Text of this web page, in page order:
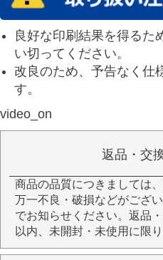
良好な印刷結果を得るた
い切ってください。
改良のため、予告なく仕
す。
video_on
返品・交
商品の品質につきましては
万一不良・破損などがござ
でお知らせください。返品
以内、未開封・未使用に限り